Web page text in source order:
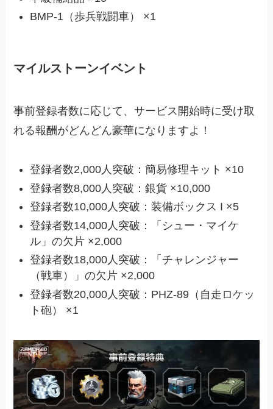
BMP-1（歩兵戦闘車） ×1
マイルストーンイベント
事前登録者数に応じて、サービス開始時に受け取
れる報酬がどんどん豪華になりますよ！
登録者数2,000人突破：簡易修理キット ×10
登録者数8,000人突破：銀貨 ×10,000
登録者数10,000人突破：装備ボックス I ×5
登録者数14,000人突破：「シュー・マイケ
ル」の欠片 ×2,000
登録者数18,000人突破：「チャレンジャー
（戦車）」の欠片 ×2,000
登録者数20,000人突破：PHZ-89（自走ロケッ
ト砲） ×1